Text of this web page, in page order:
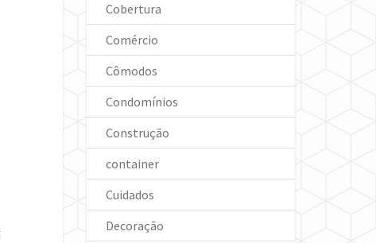
Cobertura
Comércio
Cômodos
Condomínios
Construção
container
Cuidados
Decoração